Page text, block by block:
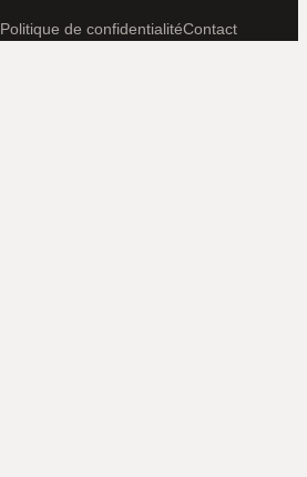
Politique de confidentialitéContact